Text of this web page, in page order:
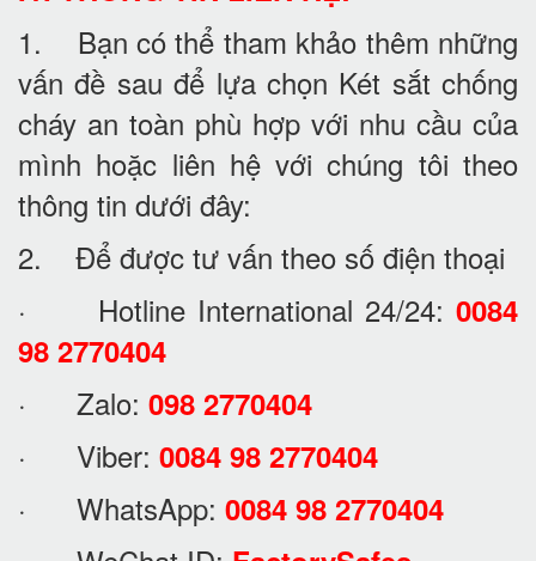
1. Bạn có thể tham khảo thêm những
vấn đề sau để lựa chọn Két sắt chống
cháy an toàn phù hợp với nhu cầu của
mình hoặc liên hệ với chúng tôi theo
thông tin dưới đây:
2. Để được tư vấn theo số điện thoại
· Hotline International 24/24: 0084
98 2770404
· Zalo: 098 2770404
· Viber: 0084 98 2770404
· WhatsApp: 0084 98 2770404